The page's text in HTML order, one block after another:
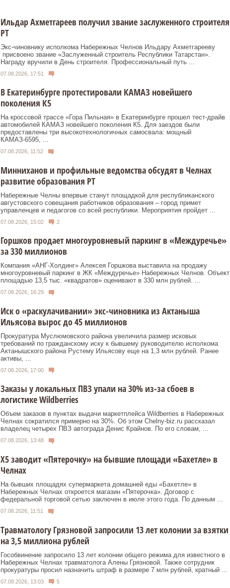
Ильдар Ахметгареев получил звание заслуженного строителя
РТ
Экс‑чиновнику исполкома Набережных Челнов Ильдару Ахметгарееву
присвоено звание «Заслуженный строитель Республики Татарстан».
Награду вручили в День строителя. Профессиональный путь ...
07.08.2026, 17:51
В Екатеринбурге протестировали КАМАЗ новейшего
поколения К5
На кроссовой трассе «Гора Пильная» в Екатеринбурге прошел тест-драйв
автомобилей КАМАЗ новейшего поколения К5. Для заездов были
предоставлены три высокотехнологичных самосвала: мощный
КАМАЗ-6595, ...
07.08.2026, 11:52
Минниханов и профильные ведомства обсудят в Челнах
развитие образования РТ
Набережные Челны впервые станут площадкой для республиканского
августовского совещания работников образования – город примет
управленцев и педагогов со всей республики. Мероприятия пройдет ...
07.08.2026, 15:02 2
Горшков продает многоуровневый паркинг в «Междуречье»
за 330 миллионов
Компания «АНГ-Холдинг» Алексея Горшкова выставила на продажу
многоуровневый паркинг в ЖК «Междуречье» Набережных Челнов. Объект
площадью 13,5 тыс. «квадратов» оценивают в 330 млн рублей. ...
07.08.2026, 16:29
Иск о «раскулачивании» экс-чиновника из Актаныша
Ильясова вырос до 45 миллионов
Прокуратура Муслюмовского района увеличила размер исковых
требований по гражданскому иску к бывшему руководителю исполкома
Актанышского района Рустему Ильясову еще на 1,3 млн рублей. Ранее
активы, ...
07.08.2026, 17:00
Заказы у локальных ПВЗ упали на 30% из-за сбоев в
логистике Wildberries
Объем заказов в пунктах выдачи маркетплейса Wildberries в Набережных
Челнах сократился примерно на 30%. Об этом Сhelny-biz.ru рассказал
владелец четырех ПВЗ автограда Денис Крайнов. По его словам, ...
07.08.2026, 13:48
Х5 заводит «Пятерочку» на бывшие площади «Бахетле» в
Челнах
На бывших площадях супермаркета домашней еды «Бахетле» в
Набережных Челнах откроется магазин «Пятерочка». Договор с
федеральной торговой сетью заключен в июле этого года. По данным ...
07.08.2026, 11:51
Травматологу Грязновой запросили 13 лет колонии за взятки
на 3,5 миллиона рублей
Гособвинение запросило 13 лет колонии общего режима для известного в
Набережных Челнах травматолога Алены Грязновой. Также сотрудник
прокуратуры просил назначить штраф в размере 7 млн рублей, кратный ...
07.08.2026, 13:03 5